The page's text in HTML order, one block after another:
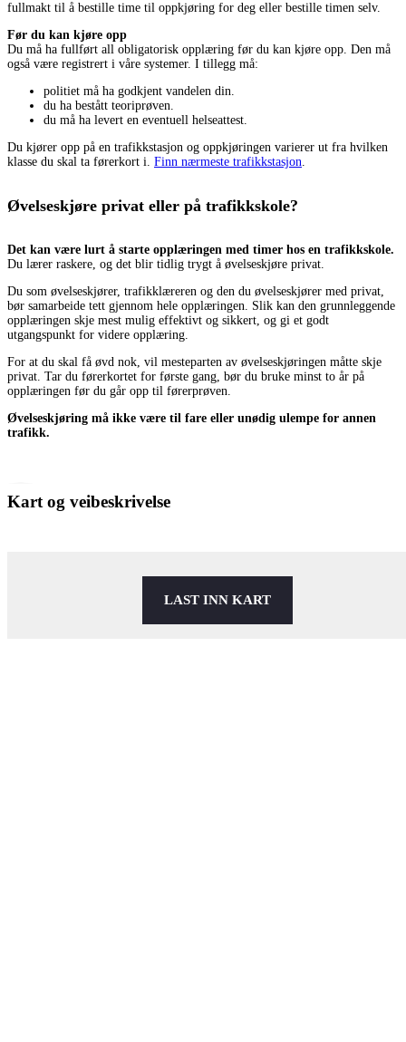
fullmakt til å bestille time til oppkjøring for deg eller bestille timen selv.
Før du kan kjøre opp
Du må ha fullført all obligatorisk opplæring før du kan kjøre opp. Den må
også være registrert i våre systemer. I tillegg må:
politiet må ha godkjent vandelen din.
du ha bestått teoriprøven.
du må ha levert en eventuell helseattest.
Du kjører opp på en trafikkstasjon og oppkjøringen varierer ut fra hvilken
klasse du skal ta førerkort i. Finn nærmeste trafikkstasjon
Øvelseskjøre privat eller på trafikkskole?
Det kan være lurt å starte opplæringen med timer hos en trafikkskole.
Du lærer raskere, og det blir tidlig trygt å øvelseskjøre privat.
Du som øvelseskjører, trafikklæreren og den du øvelseskjører med privat,
bør samarbeide tett gjennom hele opplæringen. Slik kan den grunnleggende
opplæringen skje mest mulig effektivt og sikkert, og gi et godt
utgangspunkt for videre opplæring.
For at du skal få øvd nok, vil mesteparten av øvelseskjøringen måtte skje
privat. Tar du førerkortet for første gang, bør du bruke minst to år på
opplæringen før du går opp til førerprøven.
Øvelseskjøring må ikke være til fare eller unødig ulempe for annen
trafikk.
Kart og veibeskrivelse
LAST INN KART